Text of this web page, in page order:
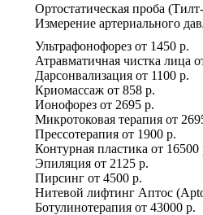
Ортостатическая проба
Измерение артериального
Ультрафонофорез от 1450 р.
Атравматичная чистка лица
Дарсонвализация от 1100 р.
Криомассаж от 858 р.
Ионофорез от 2695 р.
Микротоковая терапия от
Прессотерапия от 1900 р.
Контурная пластика от 16500
Эпиляция от 2125 р.
Пирсинг от 4500 р.
Нитевой лифтинг Аптос
Ботулинотерапия от 43000 р.